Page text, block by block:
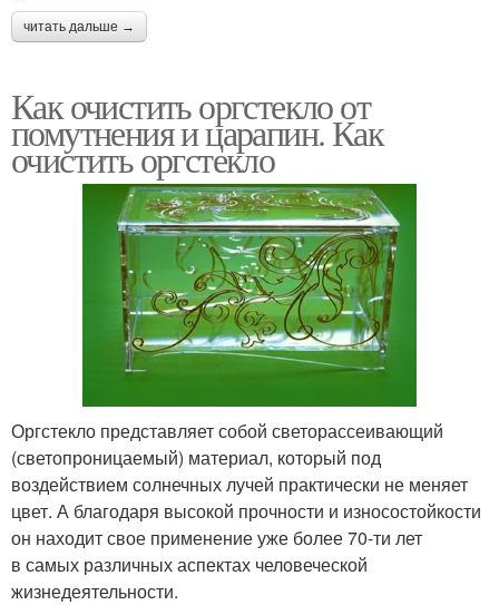
читать дальше →
Как очистить оргстекло от
помутнения и царапин. Как
очистить оргстекло
Оргстекло представляет собой светорассеивающий
(светопроницаемый) материал, который под
воздействием солнечных лучей практически не меняет
цвет. А благодаря высокой прочности и износостойкости
он находит свое применение уже более 70-ти лет
в самых различных аспектах человеческой
жизнедеятельности.